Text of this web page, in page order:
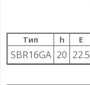
Тип h E
SBR16GA 20 22.5